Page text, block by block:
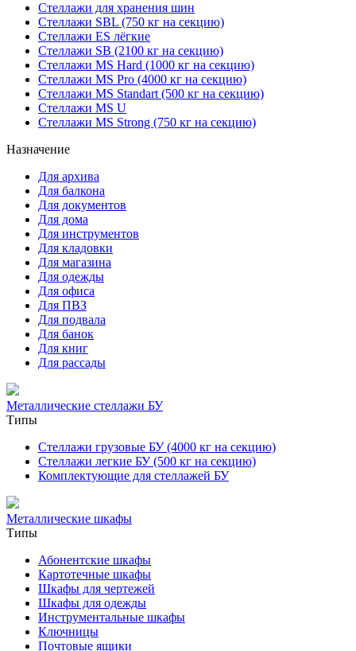
Стеллажи для хранения шин
Стеллажи SBL (750 кг на секцию)
Стеллажи ES лёгкие
Стеллажи SB (2100 кг на секцию)
Стеллажи MS Hard (1000 кг на секцию)
Стеллажи MS Pro (4000 кг на секцию)
Стеллажи MS Standart (500 кг на секцию)
Стеллажи MS U
Стеллажи MS Strong (750 кг на секцию)
Назначение
Для архива
Для балкона
Для документов
Для дома
Для инструментов
Для кладовки
Для магазина
Для одежды
Для офиса
Для ПВЗ
Для подвала
Для банок
Для книг
Для рассады
Металлические стеллажи БУ
Типы
Стеллажи грузовые БУ (4000 кг на секцию)
Стеллажи легкие БУ (500 кг на секцию)
Комплектующие для стеллажей БУ
Металлические шкафы
Типы
Абонентские шкафы
Картотечные шкафы
Шкафы для чертежей
Шкафы для одежды
Инструментальные шкафы
Ключницы
Почтовые ящики